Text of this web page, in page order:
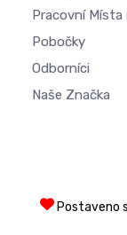
Pracovní Místa
Pobočky
Odborníci
Naše Značka
Postaveno